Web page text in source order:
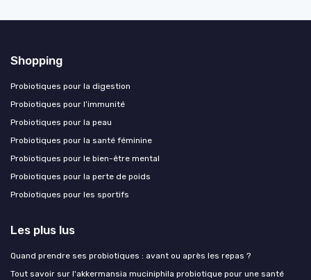
Shopping
Probiotiques pour la digestion
Probiotiques pour l’immunité
Probiotiques pour la peau
Probiotiques pour la santé féminine
Probiotiques pour le bien-être mental
Probiotiques pour la perte de poids
Probiotiques pour les sportifs
Les plus lus
Quand prendre ses probiotiques : avant ou après les repas ?
Tout savoir sur l'akkermansia muciniphila probiotique pour une santé